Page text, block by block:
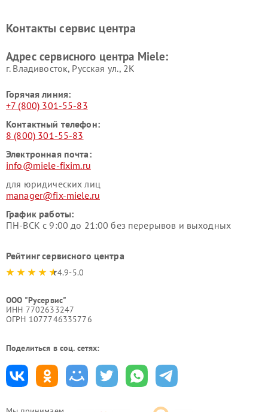
Miele
Miele
пылесосов Miele
Контакты сервис центра
Адрес сервисного центра Miele:
г. Владивосток, Русская ул., 2К
Горячая линия:
+7 (800) 301-55-83
Контактный телефон:
8 (800) 301-55-83
Электронная почта:
info@miele-fixim.ru
для юридических лиц
manager@fix-miele.ru
График работы:
ПН-ВСК с 9:00 до 21:00 без перерывов и выходных
Рейтинг сервисного центра
4.9-5.0
ООО "Русервис"
ИНН 7702633247
ОГРН 1077746335776
Поделиться в соц. сетях: